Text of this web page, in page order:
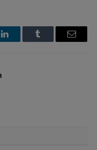
LinkedInTumblr Email